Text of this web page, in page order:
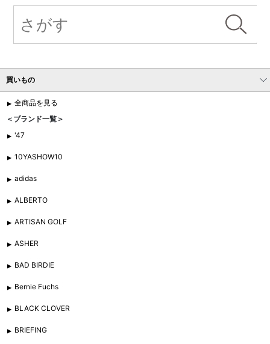
買いもの
全商品を見る
＜ブランド一覧＞
'47
10YASHOW10
adidas
ALBERTO
ARTISAN GOLF
ASHER
BAD BIRDIE
Bernie Fuchs
BLACK CLOVER
BRIEFING